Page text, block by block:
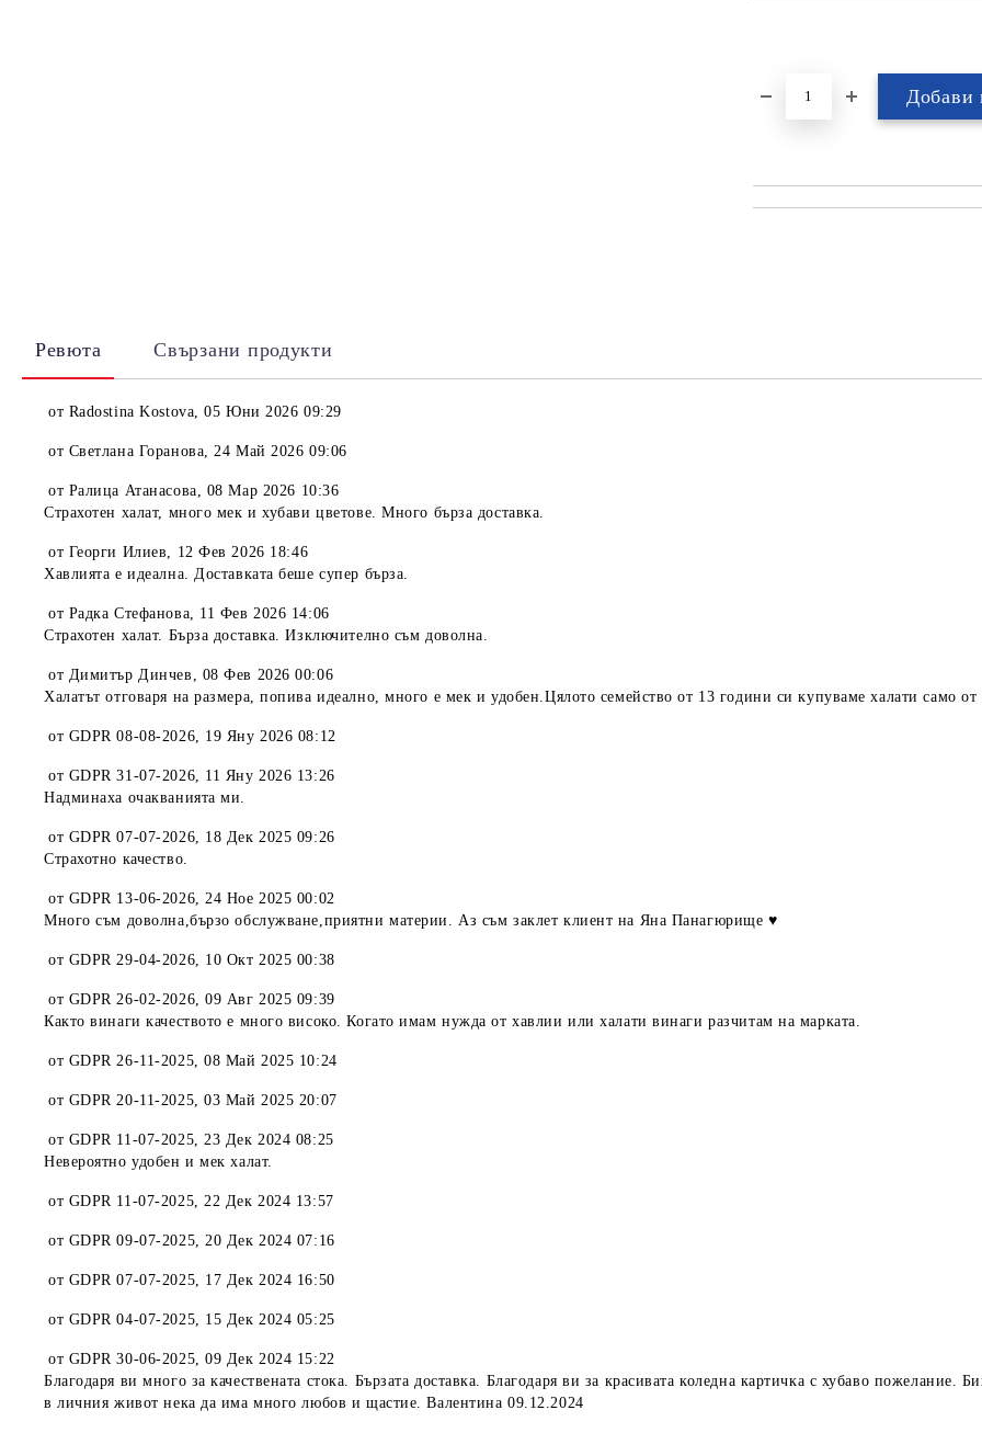
Ревюта Свързани продукти
от Radostina Kostova,05 Юни 2026 09:29
от Светлана Горанова,24 Май 2026 09:06
от Ралица Атанасова, 08 Мар 2026 10:36
Страхотен халат, много мек и хубави цветове. Много бърза доставка.
от Георги Илиев, 12 Фев 2026 18:46
Хавлията е идеална. Доставката беше супер бърза.
от Радка Стефанова, 11 Фев 2026 14:06
Страхотен халат. Бърза доставка. Изключително съм доволна.
от Димитър Динчев , 08 Фев 2026 00:06
Халатът отговаря на размера, попива идеално, много е мек и удобен.Цялото семейство от 13 години си купуваме халати само
от GDPR 08-08-2026, 19 Яну 2026 08:12
от GDPR 31-07-2026, 11 Яну 2026 13:26
Надминаха очакванията ми.
от GDPR 07-07-2026, 18 Дек 2025 09:26
Страхотно качество.
от GDPR 13-06-2026,24 Ное 2025 00:02
Много съм доволна,бързо обслужване,приятни материи. Аз съм заклет клиент на Яна Панагюрище ♥️
от GDPR 29-04-2026, 10 Окт 2025 00:38
от GDPR 26-02-2026,09 Авг 2025 09:39
Както винаги качеството е много високо. Когато имам нужда от хавлии или халати винаги разчитам на марката.
от GDPR 26-11-2025,08 Май 2025 10:24
от GDPR 20-11-2025,03 Май 2025 20:07
от GDPR 11-07-2025,23 Дек 2024 08:25
Невероятно удобен и мек халат.
от GDPR 11-07-2025,22 Дек 2024 13:57
от GDPR 09-07-2025,20 Дек 2024 07:16
от GDPR 07-07-2025, 17 Дек 2024 16:50
от GDPR 04-07-2025, 15 Дек 2024 05:25
от GDPR 30-06-2025,09 Дек 2024 15:22
Благодаря ви много за качествената стока. Бързата доставка. Благодаря ви за красивата коледна картичка с хубаво
в личния живот нека да има много любов и щастие. Валентина 09.12.2024